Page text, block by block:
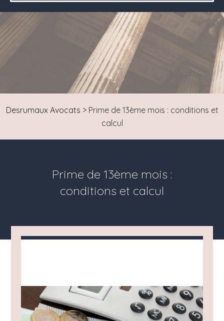
Desrumaux Avocats > Prime de 13ème mois : conditions et
calcul
Prime de 13ème mois :
conditions et calcul